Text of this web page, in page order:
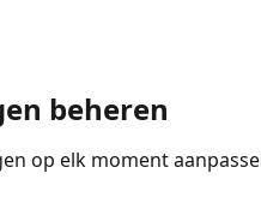
beheren
op elk moment